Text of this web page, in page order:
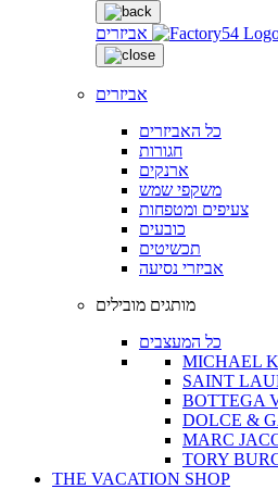
אביזרים
אביזרים
כל האביזרים
חגורות
ארנקים
משקפי שמש
צעיפים ומטפחות
כובעים
תכשיטים
אביזרי נסיעה
מותגים מובילים
כל המעצבים
MICHAEL
SAINT
BOTTEGA
DOLCE &
MARC
TORY
THE VACATION SHOP